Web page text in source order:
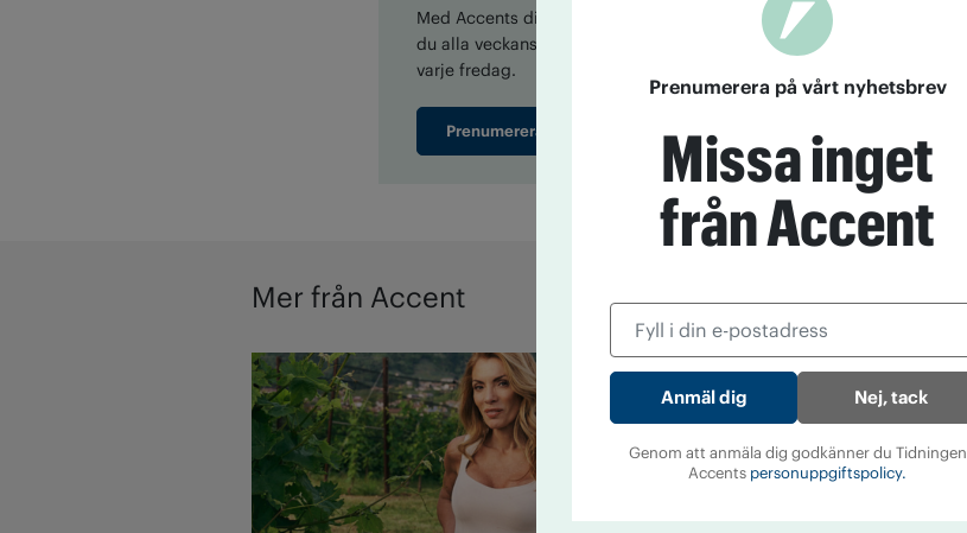
Med Accents digitala nyhetsbrev får
du alla veckans nyheter i din inkorg
varje fredag.
Prenumerera
Mer från Accent
Prenumerera på vårt nyhetsbrev
Missa inget
från Accent
Nej, tack
Genom att anmäla dig godkänner du Tidningen
Accents personuppgiftspolicy.